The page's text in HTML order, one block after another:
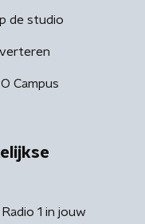
de studio
Campus
1 in jouw